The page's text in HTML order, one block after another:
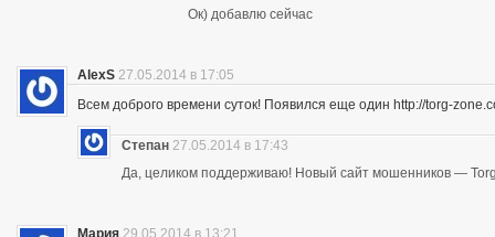
Ок) добавлю сейчас
AlexS 27.05.2014 в 17:05
Всем доброго времени суток! Появился еще один http://torg-
Степан 27.05.2014 в 17:43
Да, целиком поддерживаю! Новый сайт мошенников —
Мария 29.05.2014 в 13:21